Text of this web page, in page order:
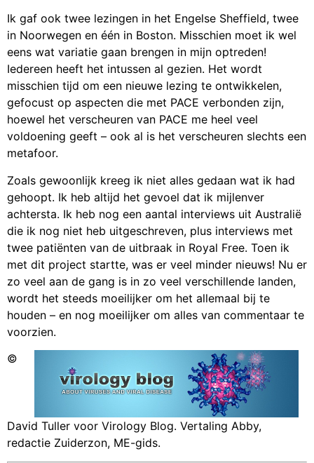
Ik gaf ook twee lezingen in het Engelse Sheffield, twee
in Noorwegen en één in Boston. Misschien moet ik wel
eens wat variatie gaan brengen in mijn optreden!
Iedereen heeft het intussen al gezien. Het wordt
misschien tijd om een nieuwe lezing te ontwikkelen,
gefocust op aspecten die met PACE verbonden zijn,
hoewel het verscheuren van PACE me heel veel
voldoening geeft – ook al is het verscheuren slechts een
metafoor.
Zoals gewoonlijk kreeg ik niet alles gedaan wat ik had
gehoopt. Ik heb altijd het gevoel dat ik mijlenver
achtersta. Ik heb nog een aantal interviews uit Australië
die ik nog niet heb uitgeschreven, plus interviews met
twee patiënten van de uitbraak in Royal Free. Toen ik
met dit project startte, was er veel minder nieuws! Nu er
zo veel aan de gang is in zo veel verschillende landen,
wordt het steeds moeilijker om het allemaal bij te
houden – en nog moeilijker om alles van commentaar te
voorzien.
©
David Tuller voor Virology Blog. Vertaling Abby,
redactie Zuiderzon, ME-gids.